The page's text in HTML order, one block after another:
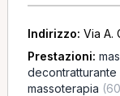
Indirizzo: Via A.
Prestazioni:
decontratturante
massoterapia